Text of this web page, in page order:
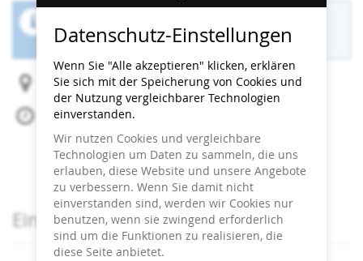
ist beendet.
Heidi Horten Collection
Mi, 20. Mai 2026
Beginn:
17:30 Uhr
Ende:18:00Uhr
Zum Kalender hinzufügen
Produkte
Eintrittskarten
Datenschutz-Einstellungen
Wenn Sie "Alle akzeptieren" klicken, erklären
Sie sich mit der Speicherung von Cookies und
der Nutzung vergleichbarer Technologien
einverstanden.
Wir nutzen Cookies und vergleichbare
Technologien um Daten zu sammeln, die uns
erlauben, diese Website und unsere Angebote
zu verbessern. Wenn Sie damit nicht
einverstanden sind, werden wir Cookies nur
benutzen, wenn sie zwingend erforderlich
sind um die Funktionen zu realisieren, die
diese Seite anbietet.